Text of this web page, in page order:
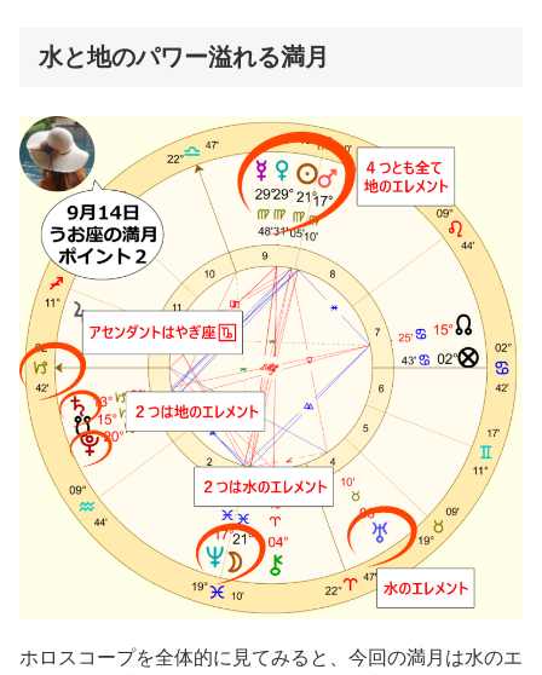
水と地のパワー溢れる満月
ホロスコープを全体的に見てみると、今回の満月は水のエ